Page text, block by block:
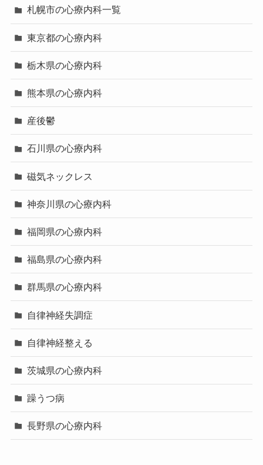
札幌市の心療内科一覧
東京都の心療内科
栃木県の心療内科
熊本県の心療内科
産後鬱
石川県の心療内科
磁気ネックレス
神奈川県の心療内科
福岡県の心療内科
福島県の心療内科
群馬県の心療内科
自律神経失調症
自律神経整える
茨城県の心療内科
躁うつ病
長野県の心療内科